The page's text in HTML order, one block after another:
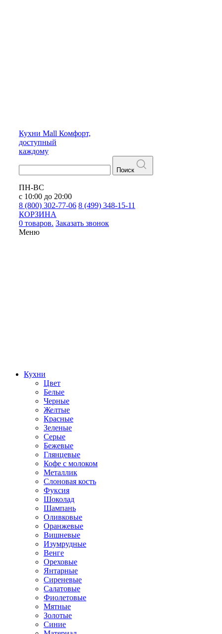
Кухни Mall Комфорт,
доступный
каждому
Поиск
ПН-ВС
с 10:00 до 20:00
8 (800) 302-77-06 8 (499) 348-15-11
КОРЗИНА
0 товаров. Заказать звонок
Меню
Кухни
Цвет
Белые
Черные
Желтые
Красные
Зеленые
Серые
Бежевые
Глянцевые
Кофе с молоком
Металлик
Слоновая кость
Фуксия
Шоколад
Шампань
Оливковые
Оранжевые
Вишневые
Изумрудные
Венге
Ореховые
Янтарные
Сиреневые
Салатовые
Фиолетовые
Мятные
Золотые
Синие